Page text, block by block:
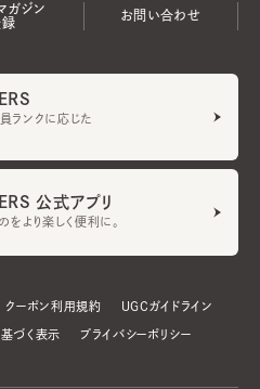
ガジン
お問い合わせ
ランクに応じた
公式アプリ
より楽しく便利に。
クーポン利用規約 UGCガイドライン
づく表示 プライバシーポリシー